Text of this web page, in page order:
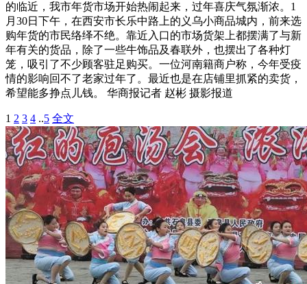
的临近，我市年货市场开始热闹起来，过年喜庆气氛渐浓。1
月30日下午，在西安市长乐中路上的义乌小商品城内，前来选
购年货的市民络绎不绝。靠近入口的市场货架上都摆满了与新
年有关的货品，除了一些牛饰品及春联外，也摆出了各种灯
笼，吸引了不少顾客驻足购买。一位河南籍商户称，今年受疫
情的影响回不了老家过年了。最近也是在店铺里抓紧的卖货，
希望能多挣点儿钱。 华商报记者 赵彬 摄影报道
1 2 3 4 ..5 全文